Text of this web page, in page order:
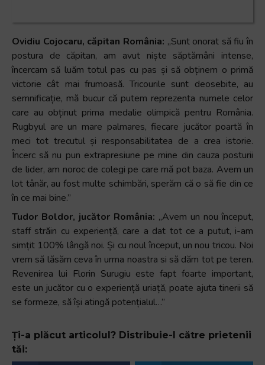
Ovidiu Cojocaru, căpitan România: „Sunt onorat să fiu în
postura de căpitan, am avut niște săptămâni intense,
încercam să luăm totul pas cu pas și să obținem o primă
victorie cât mai frumoasă. Tricourile sunt deosebite, au
semnificație, mă bucur că putem reprezenta numele celor
care au obținut prima medalie olimpică pentru România.
Rugbyul are un mare palmares, fiecare jucător poartă în
meci tot trecutul și responsabilitatea de a crea istorie.
Încerc să nu pun extrapresiune pe mine din cauza posturii
de lider, am noroc de colegi pe care mă pot baza. Avem un
lot tânăr, au fost multe schimbări, sperăm că o să fie din ce
în ce mai bine.”
Tudor Boldor, jucător România: „Avem un nou început,
staff străin cu experiență, care a dat tot ce a putut, i-am
simțit 100% lângă noi. Și cu noul început, un nou tricou. Noi
vrem să lăsăm ceva în urma noastra si să dăm tot pe teren.
Revenirea lui Florin Surugiu este fapt foarte important,
este un jucător cu o experiență uriață, poate ajuta tinerii să
se formeze, să își atingă potențialul…”
Ți-a plăcut articolul? Distribuie-l către prietenii
tăi: